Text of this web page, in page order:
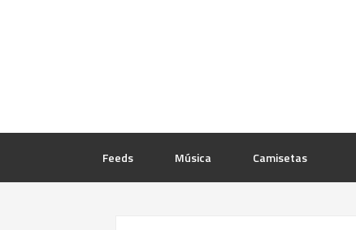
Feeds Música Camisetas